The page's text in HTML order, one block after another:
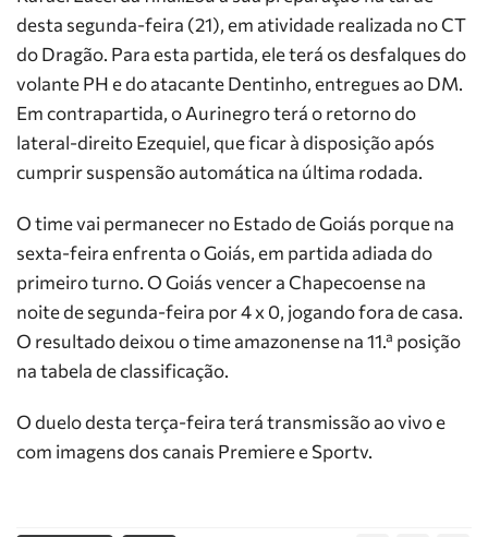
desta segunda-feira (21), em atividade realizada no CT
do Dragão. Para esta partida, ele terá os desfalques do
volante PH e do atacante Dentinho, entregues ao DM.
Em contrapartida, o Aurinegro terá o retorno do
lateral-direito Ezequiel, que ficar à disposição após
cumprir suspensão automática na última rodada.
O time vai permanecer no Estado de Goiás porque na
sexta-feira enfrenta o Goiás, em partida adiada do
primeiro turno. O Goiás vencer a Chapecoense na
noite de segunda-feira por 4 x 0, jogando fora de casa.
O resultado deixou o time amazonense na 11.ª posição
na tabela de classificação.
O duelo desta terça-feira terá transmissão ao vivo e
com imagens dos canais Premiere e Sportv.